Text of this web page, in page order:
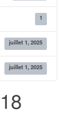
1
juillet 1, 2025
juillet 1, 2025